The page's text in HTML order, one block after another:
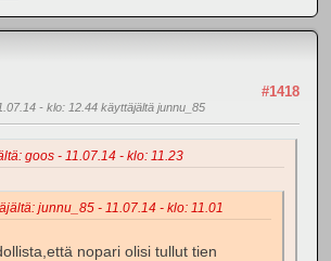
#1418
- klo: 12.44 käyttäjältä junnu_85
goos - 11.07.14 - klo: 11.23
junnu_85 - 11.07.14 - klo: 11.01
nopari olisi tullut tien